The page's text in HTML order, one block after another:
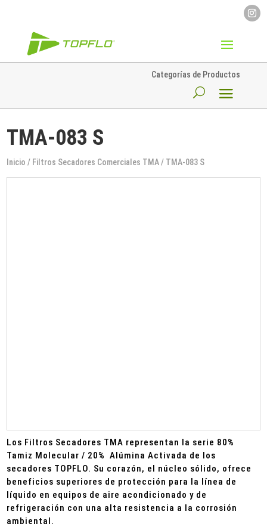
Categorías de Productos
TMA-083 S
Inicio / Filtros Secadores Comerciales TMA/ TMA-083 S
Los Filtros Secadores TMA representan la serie 80%
Tamiz Molecular / 20% Alúmina Activada de los
secadores TOPFLO. Su corazón, el núcleo sólido, ofrece
beneficios superiores de protección para la línea de
líquido en equipos de aire acondicionado y de
refrigeración con una alta resistencia a la corrosión
ambiental.